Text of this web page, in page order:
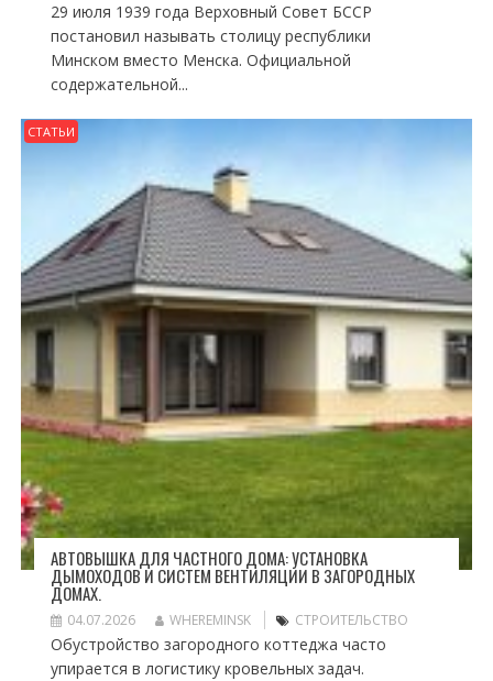
29 июля 1939 года Верховный Совет БССР
постановил называть столицу республики
Минском вместо Менска. Официальной
содержательной...
СТАТЬИ
АВТОВЫШКА ДЛЯ ЧАСТНОГО ДОМА: УСТАНОВКА
ДЫМОХОДОВ И СИСТЕМ ВЕНТИЛЯЦИИ В ЗАГОРОДНЫХ
ДОМАХ.
04.07.2026 WHEREMINSK СТРОИТЕЛЬСТВО
Обустройство загородного коттеджа часто
упирается в логистику кровельных задач.